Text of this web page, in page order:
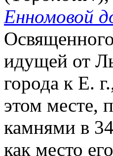
Енномовой
идущей от
города к Е.
этом месте,
камнями в
как место